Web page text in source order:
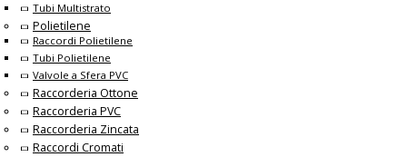
Tubi Multistrato
Polietilene
Raccordi Polietilene
Tubi Polietilene
Valvole a Sfera PVC
Raccorderia Ottone
Raccorderia PVC
Raccorderia Zincata
Raccordi Cromati